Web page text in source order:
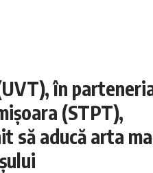
în
(STPT),
să aducă arta